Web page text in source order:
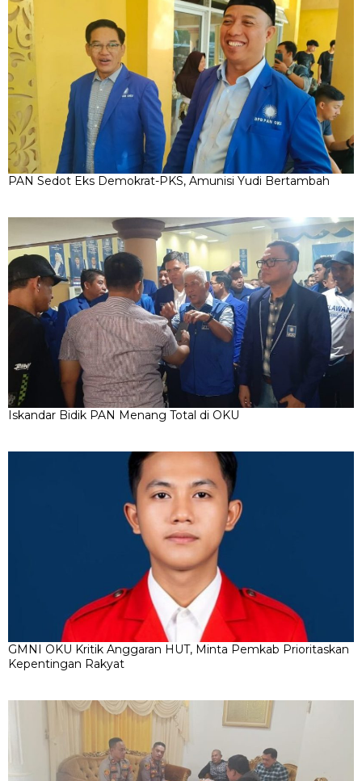
PAN Sedot Eks Demokrat-PKS, Amunisi Yudi Bertambah
Iskandar Bidik PAN Menang Total di OKU
GMNI OKU Kritik Anggaran HUT, Minta Pemkab Prioritaskan
Kepentingan Rakyat